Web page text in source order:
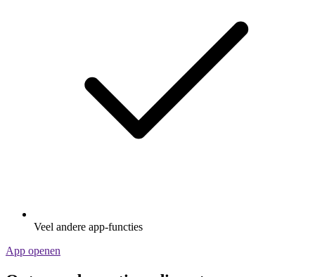
Veel andere app-functies
App openen